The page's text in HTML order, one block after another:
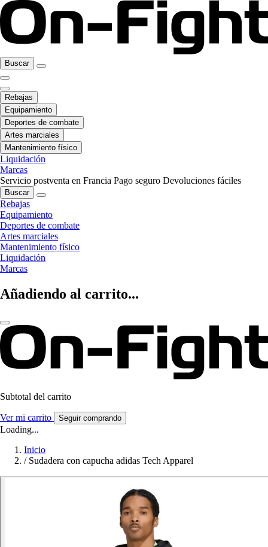
Buscar
Rebajas
Equipamiento
Deportes de combate
Artes marciales
Mantenimiento físico
Liquidación
Marcas
Servicio postventa en Francia Pago seguro Devoluciones fáciles
Buscar
Rebajas
Equipamiento
Deportes de combate
Artes marciales
Mantenimiento físico
Liquidación
Marcas
Añadiendo al carrito...
Subtotal del carrito
Ver mi carrito Seguir comprando
Loading...
Inicio
/ Sudadera con capucha adidas Tech Apparel